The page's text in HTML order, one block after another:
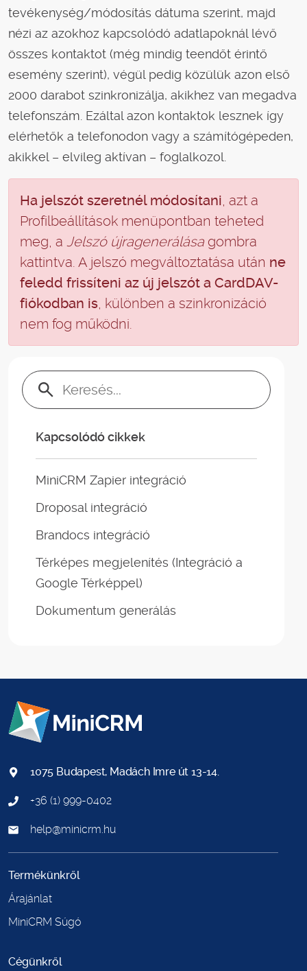
tevékenység/módosítás dátuma szerint, majd
nézi az azokhoz kapcsolódó adatlapoknál lévő
összes kontaktot (még mindig teendőt érintő
esemény szerint), végül pedig közülük azon első
2000 darabot szinkronizálja, akikhez van megadva
telefonszám. Ezáltal azon kontaktok lesznek így
elérhetők a telefonodon vagy a számítógépeden,
akikkel – elvileg aktívan – foglalkozol.
Ha jelszót szeretnél módosítani, azt a
Profilbeállítások menüpontban teheted
meg, a Jelszó újragenerálása gombra
kattintva. A jelszó megváltoztatása után ne
feledd frissíteni az új jelszót a CardDAV-
fiókodban is, különben a szinkronizáció
nem fog működni.
Keresés:
Kapcsolódó cikkek
MiniCRM Zapier integráció
Droposal integráció
Brandocs integráció
Térképes megjelenítés (Integráció a
Google Térképpel)
Dokumentum generálás
1075 Budapest, Madách Imre út 13-14.
+36 (1) 999-0402
help@minicrm.hu
Termékünkről
Árajánlat
MiniCRM Súgó
Cégünkről